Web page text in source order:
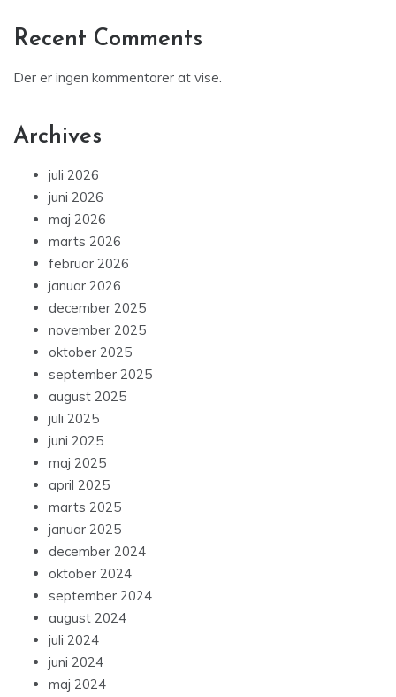
Recent Comments
Der er ingen kommentarer at vise.
Archives
juli 2026
juni 2026
maj 2026
marts 2026
februar 2026
januar 2026
december 2025
november 2025
oktober 2025
september 2025
august 2025
juli 2025
juni 2025
maj 2025
april 2025
marts 2025
januar 2025
december 2024
oktober 2024
september 2024
august 2024
juli 2024
juni 2024
maj 2024